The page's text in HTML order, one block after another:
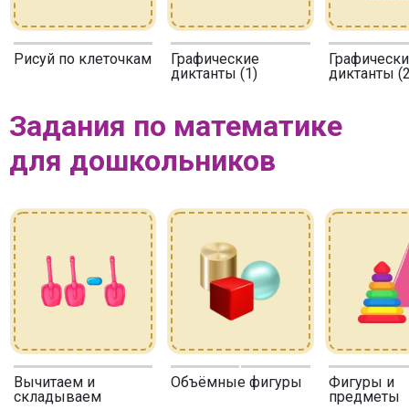
Рисуй по клеточкам
Графические
диктанты (1)
диктанты
Задания по математике
для дошкольников
Вычитаем и
складываем
Объёмные фигуры
Фигуры и
предметы